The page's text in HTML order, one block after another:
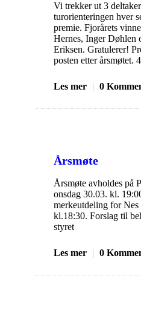
Vi trekker ut 3
turorienteringen hver
premie. Fjorårets
Hernes, Inger Døhlen
Eriksen. Gratulerer!
posten etter årsmøtet.
Les mer | 0
Årsmøte
Årsmøte avholdes på
onsdag 30.03. kl.
merkeutdeling for
kl.18:30. Forslag til
styret
Les mer | 0